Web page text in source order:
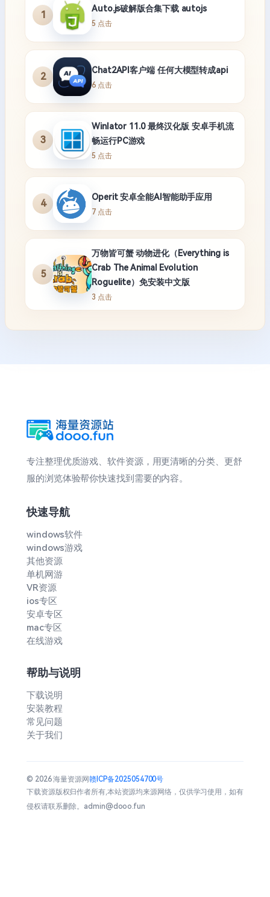
1
Auto.js破解版合集下载 autojs
5 点击
2
Chat2API客户端 任何大模型转成api
6 点击
3
Winlator 11.0 最终汉化版 安卓手机流
畅运行PC游戏
5 点击
4
Operit 安卓全能AI智能助手应用
7 点击
5
万物皆可蟹 动物进化（Everything is
Crab The Animal Evolution
Roguelite）免安装中文版
3 点击
专注整理优质游戏、软件资源，用更清晰的分类、更舒
服的浏览体验帮你快速找到需要的内容。
快速导航
windows软件
windows游戏
其他资源
单机网游
VR资源
ios专区
安卓专区
mac专区
在线游戏
帮助与说明
下载说明
安装教程
常见问题
关于我们
© 2026 海量资源网赣ICP备2025054700号
下载资源版权归作者所有,本站资源均来源网络，仅供学习使用，如有
侵权请联系删除。admin@dooo.fun